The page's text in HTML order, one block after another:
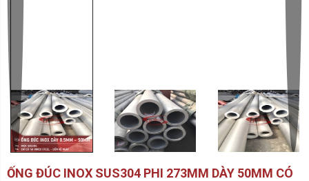
ỐNG ĐÚC INOX SUS304 PHI 273MM DÀY 50MM CÓ